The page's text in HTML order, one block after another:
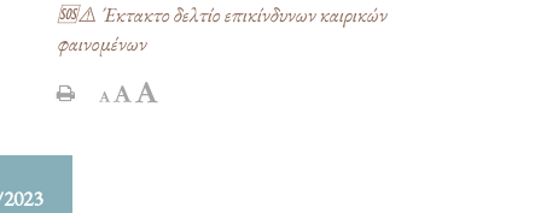
🆘⚠️ Έκτακτο δελτίο επικίνδυνων καιρικών
φαινομένων